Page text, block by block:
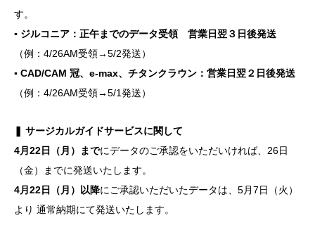
す。
▪ ジルコニア：正午までのデータ受領 営業日翌３日後発送
（例：4/26AM受領→5/2発送）
▪ CAD/CAM 冠、e-max、チタンクラウン：営業日翌２日後発送
（例：4/26AM受領→5/1発送）
❚ サージカルガイドサービスに関して
4月22日（月）までにデータのご承認をいただいければ、26日
（金）までに発送いたします。
4月22日（月）以降にご承認いただいたデータは、5月7日（火）
より 通常納期にて発送いたします。